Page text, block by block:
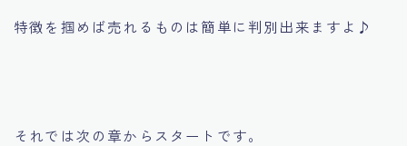
特徴を掴めば売れるものは簡単に判別出来ますよ♪
それでは次の章からスタートです。